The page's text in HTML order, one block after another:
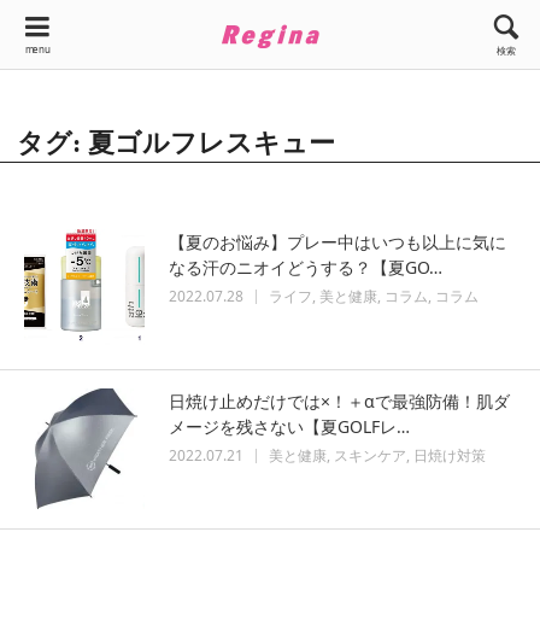
menu 検索
タグ: 夏ゴルフレスキュー
【夏のお悩み】プレー中はいつも以上に気に
なる汗のニオイどうする？【夏GO…
2022.07.28 ライフ 美と健康 コラム コラム
日焼け止めだけでは×！＋αで最強防備！肌ダ
メージを残さない【夏GOLFレ…
2022.07.21 美と健康 スキンケア 日焼け対策